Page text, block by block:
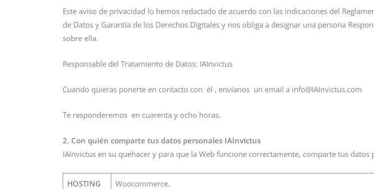
Este aviso de privacidad lo hemos redactado de acuerdo con las indicaciones del
de Datos y Garantía de los Derechos Digitales y nos obliga a designar una persona
sobre ella.
Responsable del Tratamiento de Datos: IAInvictus
Cuando quieras ponerte en contacto con él , envíanos un email a info@IAInvictus.com
Te responderemos en cuarenta y ocho horas.
2. Con quién comparte tus datos personales IAInvictus
IAInvictus en su quehacer y para que la Web funcione correctamente, comparte tus datos
HOSTING Woocommerce.